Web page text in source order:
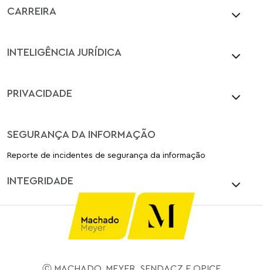
CARREIRA
INTELIGÊNCIA JURÍDICA
PRIVACIDADE
SEGURANÇA DA INFORMAÇÃO
Reporte de incidentes de segurança da informação
INTEGRIDADE